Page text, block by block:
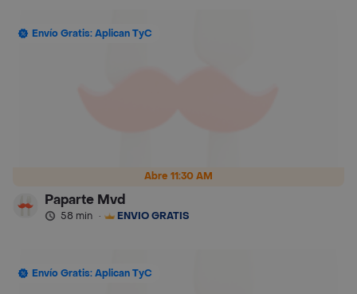
Abre 11:30 AM
Envío Gratis: Aplican TyC
Paparte Mvd
58 min · ENVÍO GRATIS
Envío Gratis: Aplican TyC